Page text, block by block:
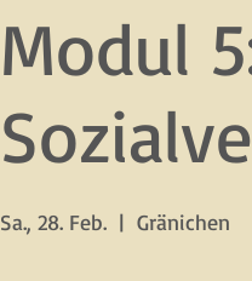
Modul
Sa., 28. Feb.
  |
Gränichen